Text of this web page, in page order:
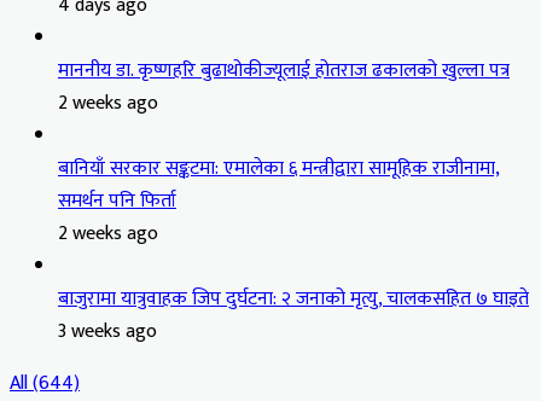
माननीय डा. कृष्णहरि बुढाथोकीज्यूलाई होतराज ढकालको खुल्ला पत्र
2 weeks ago
बानियाँ सरकार सङ्कटमा: एमालेका ६ मन्त्रीद्वारा सामूहिक राजीनामा,
समर्थन पनि फिर्ता
2 weeks ago
बाजुरामा यात्रुवाहक जिप दुर्घटना: २ जनाको मृत्यु, चालकसहित ७ घाइते
3 weeks ago
All (644)